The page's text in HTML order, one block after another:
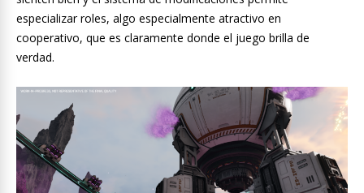
especializar roles, algo especialmente atractivo en
cooperativo, que es claramente donde el juego brilla de
verdad.